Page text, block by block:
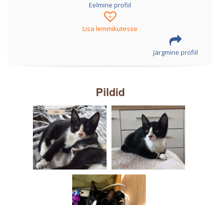
Eelmine profiil
+
Lisa lemmikutesse
Järgmine profiil
Pildid